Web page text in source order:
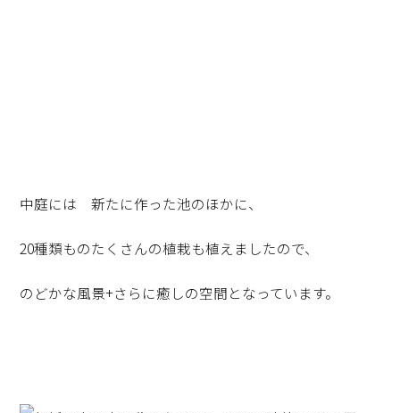
中庭には 新たに作った池のほかに、
20種類ものたくさんの植栽も植えましたので、
のどかな風景+さらに癒しの空間となっています。